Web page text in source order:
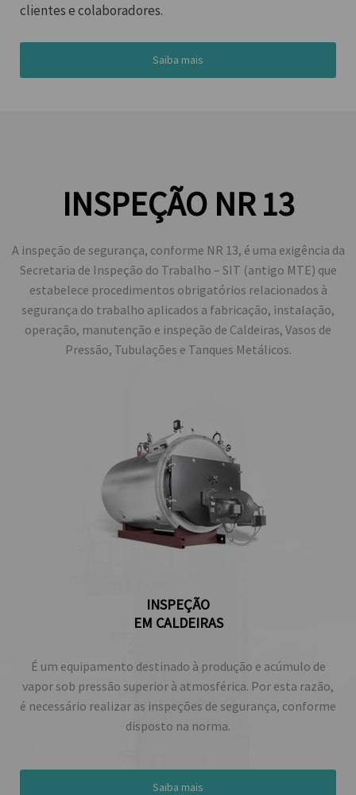
clientes e colaboradores.
Saiba mais
INSPEÇÃO NR 13
A inspeção de segurança, conforme NR 13, é uma exigência da
Secretaria de Inspeção do Trabalho – SIT (antigo MTE) que
estabelece procedimentos obrigatórios relacionados à
segurança do trabalho aplicados a fabricação, instalação,
operação, manutenção e inspeção de Caldeiras, Vasos de
Pressão, Tubulações e Tanques Metálicos.
INSPEÇÃO
EM CALDEIRAS
É um equipamento destinado à produção e acúmulo de
vapor sob pressão superior à atmosférica. Por esta razão,
é necessário realizar as inspeções de segurança, conforme
disposto na norma.
Saiba mais